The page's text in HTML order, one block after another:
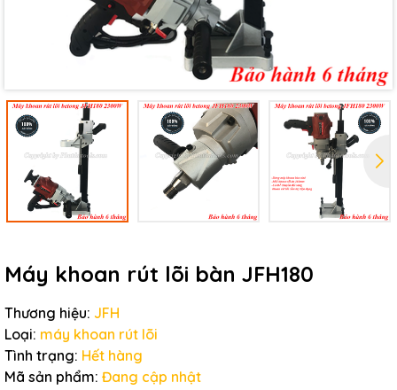
Máy khoan rút lõi bàn JFH180
Thương hiệu: JFH
Loại: máy khoan rút lõi
Tình trạng: Hết hàng
Mã sản phẩm: Đang cập nhật
Mã giảm giá:
Ngày hết hạn:
Điều kiện: